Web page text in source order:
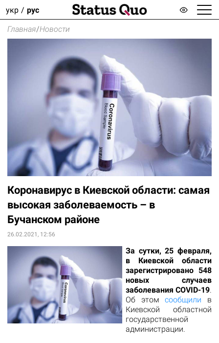
укр рус
Главная/Новости
Коронавирус в Киевской области: самая
высокая заболеваемость – в
Бучанском районе
26.02.2021, 12:56
За сутки, 25 февраля,
в Киевской области
зарегистрировано 548
новых случаев
заболевания COVID-19.
Об этомсообщили в
Киевской областной
государственной
администрации.